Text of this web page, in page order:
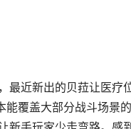
最近新出的贝菈让医
能覆盖大部分战斗场